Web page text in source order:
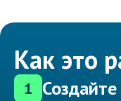
Как это
1